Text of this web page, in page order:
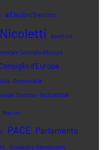
#ElezioniTrentino
#politica
Consiglio d'Europa
Consiglio d'Europa
Democrazia
Trentino inclusione
Macron
PACE Parlamento
Socialisti e Democratici